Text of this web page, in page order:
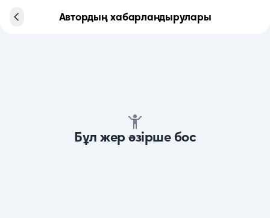
Автордың хабарландырулары
Бұл жер әзірше бос